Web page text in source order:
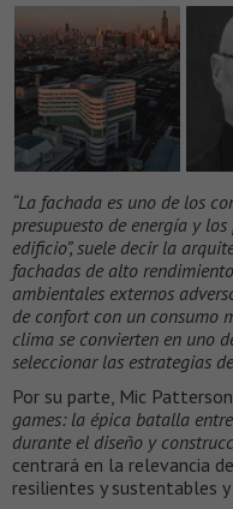
“La fachada es uno de los
presupuesto de energía y
edificio”, suele decir la
fachadas de alto
ambientales externos
de confort con un consumo
clima se convierten en uno
seleccionar las estrategias
Por su parte, Mic
games: la épica batalla
durante el diseño y
centrará en la relevancia
resilientes y sustentables